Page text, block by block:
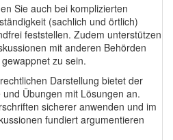
Sie auch bei komplizierten
(sachlich und örtlich)
feststellen. Zudem unterstützen
mit anderen Behörden
zu sein.
Darstellung bietet der
Übungen mit Lösungen an.
sicherer anwenden und im
fundiert argumentieren